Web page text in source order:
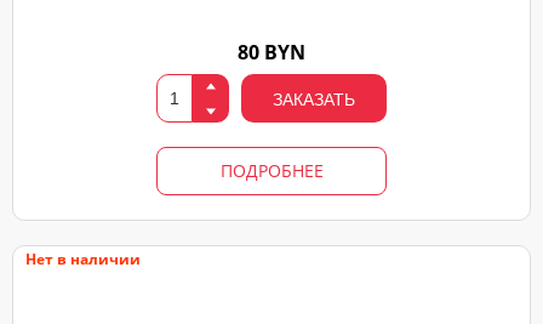
80 BYN
ЗАКАЗАТЬ
ПОДРОБНЕЕ
Нет в наличии